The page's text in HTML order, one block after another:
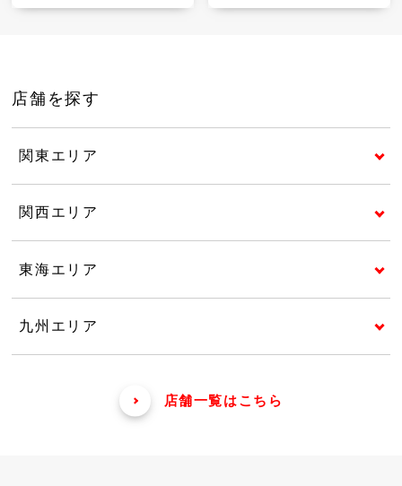
店舗を探す
関東エリア
関西エリア
東海エリア
九州エリア
店舗一覧はこちら